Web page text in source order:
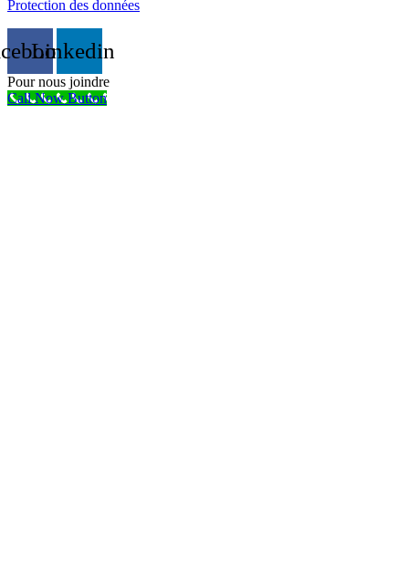
Protection des données
Linkedin
Pour nous joindre
Call Now Button